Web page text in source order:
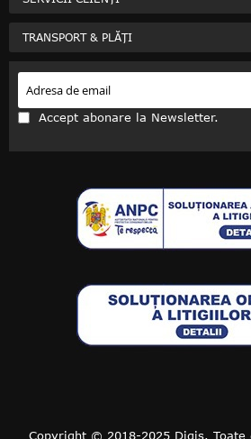
TRANSPORT & PLĂȚI
Accept abonare la Newsletter.
Copyright © 2018-2025 Diqis.